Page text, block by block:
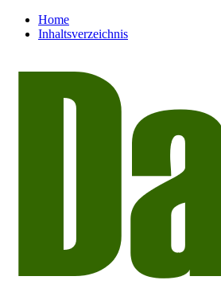
Home
Inhaltsverzeichnis